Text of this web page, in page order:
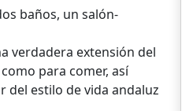
baños, un salón-
verdadera extensión del
para comer, así
del estilo de vida andaluz